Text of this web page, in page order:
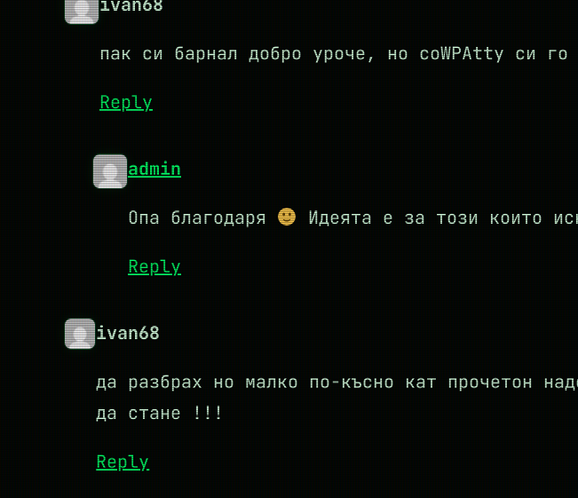
пак си барнал добро уроче, но coWPAtty си
Reply
admin
Опа благодаря Идеята е за този които
Reply
ivan68
да разбрах но малко по-късно кат прочетон
да стане !!!
Reply